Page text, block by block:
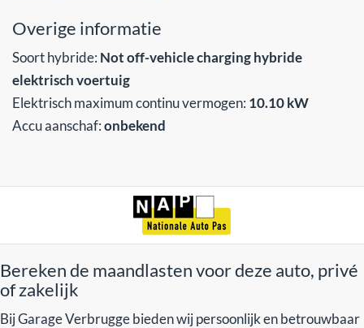
Overige informatie
Soort hybride: Not off-vehicle charging hybride
elektrisch voertuig
Elektrisch maximum continu vermogen: 10.10 kW
Accu aanschaf:onbekend
Bereken de maandlasten voor deze auto, privé
of zakelijk
Bij Garage Verbrugge bieden wij persoonlijk en betrouwbaar